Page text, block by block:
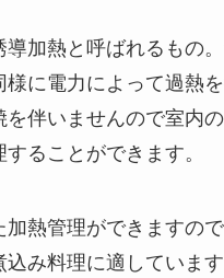
加熱と呼ばれるもの。
様に電力によって過熱
を伴いませんので室内
ることができます。
加熱管理ができますの
込み料理に適していま